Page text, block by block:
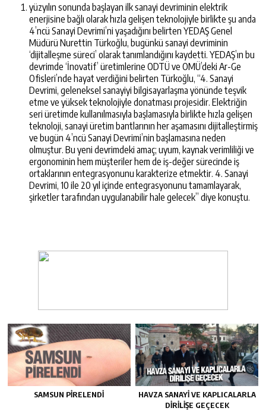
yüzyılın sonunda başlayan ilk sanayi devriminin elektrik
enerjisine bağlı olarak hızla gelişen teknolojiyle birlikte şu anda
4’ncü Sanayi Devrimi’ni yaşadığını belirten YEDAŞ Genel
Müdürü Nurettin Türkoğlu, bugünkü sanayi devriminin
‘dijitalleşme süreci’ olarak tanımlandığını kaydetti. YEDAŞ’ın bu
devrimde ‘İnovatif’ üretimlerine ODTÜ ve OMÜ’deki Ar-Ge
Ofisleri’nde hayat verdiğini belirten Türkoğlu, “4. Sanayi
Devrimi, geleneksel sanayiyi bilgisayarlaşma yönünde teşvik
etme ve yüksek teknolojiyle donatması projesidir. Elektriğin
seri üretimde kullanılmasıyla başlamasıyla birlikte hızla gelişen
teknoloji, sanayi üretim bantlarının her aşamasını dijitalleştirmiş
ve bugün 4’ncü Sanayi Devrimi’nin başlamasına neden
olmuştur. Bu yeni devrimdeki amaç; uyum, kaynak verimliliği ve
ergonominin hem müşteriler hem de iş-değer sürecinde iş
ortaklarının entegrasyonunu karakterize etmektir. 4. Sanayi
Devrimi, 10 ile 20 yıl içinde entegrasyonunu tamamlayarak,
şirketler tarafından uygulanabilir hale gelecek” diye konuştu.
SAMSUN PIRELENDI
HAVZA SANAYI VE KAPLICALARLA
DIRILIŞE GEÇECEK